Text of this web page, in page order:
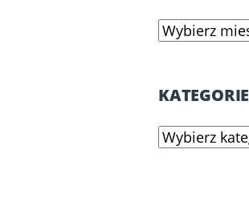
Archiwa
KATEGORIE
Kategorie